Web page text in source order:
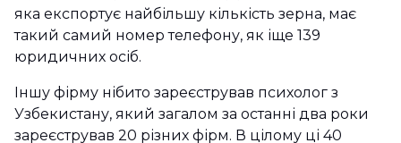
яка експортує найбільшу кількість зерна, має
такий самий номер телефону, як іще 139
юридичних осіб.
Іншу фірму нібито зареєстрував психолог з
Узбекистану, який загалом за останні два роки
зареєстрував 20 різних фірм. В цілому ці 40